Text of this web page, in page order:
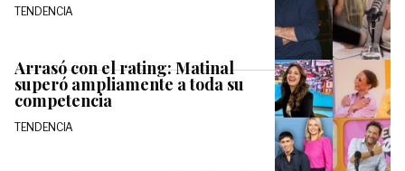
TENDENCIA
Arrasó con el rating: Matinal
superó ampliamente a toda su
competencia
TENDENCIA